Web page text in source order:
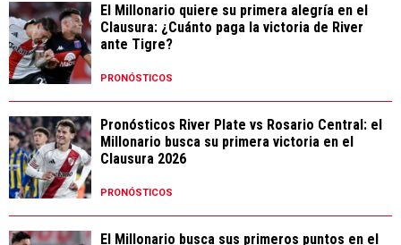
El Millonario quiere su primera alegría en el
Clausura: ¿Cuánto paga la victoria de River
ante Tigre?
PRONÓSTICOS
Pronósticos River Plate vs Rosario Central: el
Millonario busca su primera victoria en el
Clausura 2026
PRONÓSTICOS
El Millonario busca sus primeros puntos en el